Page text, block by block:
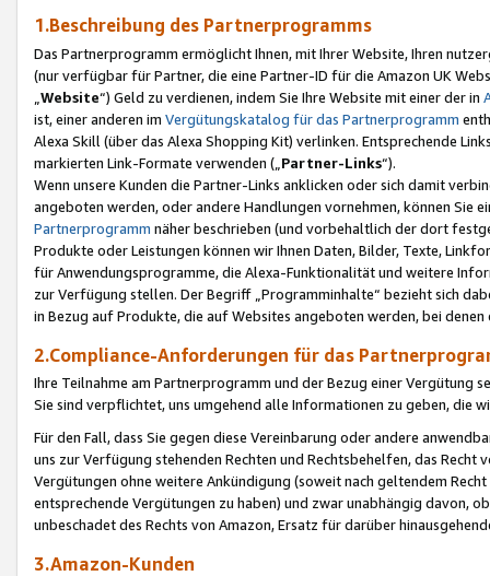
1.Beschreibung des Partnerprogramms
Das Partnerprogramm ermöglicht Ihnen, mit Ihrer Website, Ihren
(nur verfügbar für Partner, die eine Partner-ID für die Amazon UK
Website“) Geld zu verdienen, indem Sie Ihre Website mit einer der in
ist, einer anderen im Vergütungskatalog für das Partnerprogramm
Alexa Skill (über das Alexa Shopping Kit) verlinken. Entsprechende
markierten Link-Formate verwenden („ Partner-Links“).
Wenn unsere Kunden die Partner-Links anklicken oder sich damit
angeboten werden, oder andere Handlungen vornehmen, können Sie
Partnerprogramm näher beschrieben (und vorbehaltlich der dort
Produkte oder Leistungen können wir Ihnen Daten, Bilder, Texte,
für Anwendungsprogramme, die Alexa-Funktionalität und weitere
zur Verfügung stellen. Der Begriff „Programminhalte“ bezieht sich
in Bezug auf Produkte, die auf Websites angeboten werden, bei
2.Compliance-Anforderungen für das
Ihre Teilnahme am Partnerprogramm und der Bezug einer Vergütung
Sie sind verpflichtet, uns umgehend alle Informationen zu geben, die
Für den Fall, dass Sie gegen diese Vereinbarung oder andere
uns zur Verfügung stehenden Rechten und Rechtsbehelfen, das
Vergütungen ohne weitere Ankündigung (soweit nach geltendem
entsprechende Vergütungen zu haben) und zwar unabhängig davon,
unbeschadet des Rechts von Amazon, Ersatz für darüber
3.Amazon-Kunden